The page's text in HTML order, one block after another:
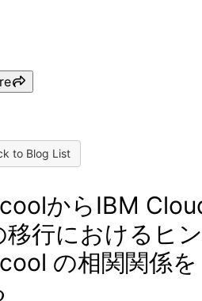
to Blog List
からIBM
移行におけるヒ
の相関関係